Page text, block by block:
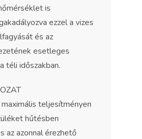
is
ezzel a vizes
és az
esetleges
téli időszakban.
teljesítményen
hűtésben
az azonnal érezhető